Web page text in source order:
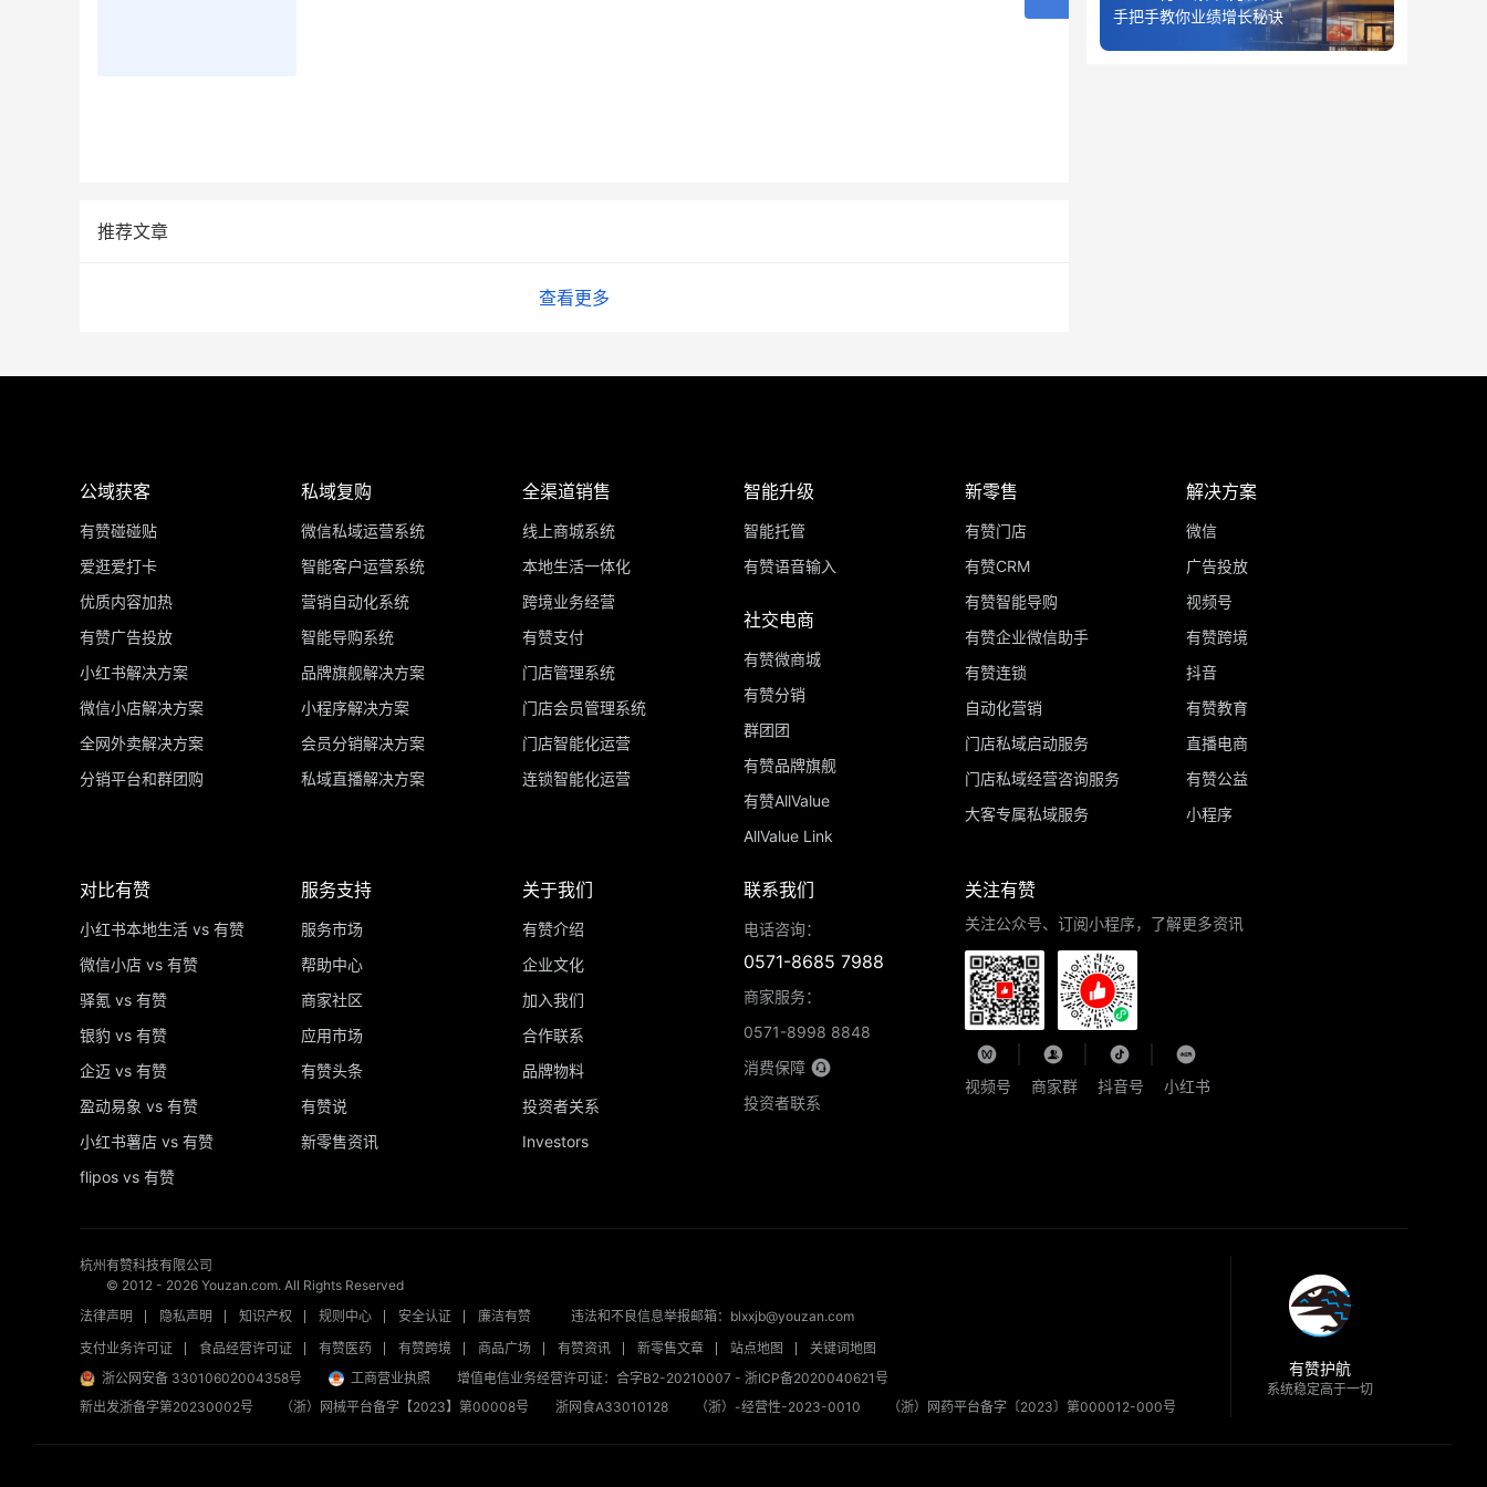
推荐文章
查看更多
手把手教你业绩增长秘诀
公域获客
有赞碰碰贴
爱逛爱打卡
优质内容加热
有赞广告投放
小红书解决方案
微信小店解决方案
全网外卖解决方案
分销平台和群团购
私域复购
微信私域运营系统
智能客户运营系统
营销自动化系统
智能导购系统
品牌旗舰解决方案
小程序解决方案
会员分销解决方案
私域直播解决方案
全渠道销售
线上商城系统
本地生活一体化
跨境业务经营
有赞支付
门店管理系统
门店会员管理系统
门店智能化运营
连锁智能化运营
智能升级
智能托管
有赞语音输入
社交电商
有赞微商城
有赞分销
群团团
有赞品牌旗舰
有赞AllValue
AllValue Link
新零售
有赞门店
有赞CRM
有赞智能导购
有赞企业微信助手
有赞连锁
自动化营销
门店私域启动服务
门店私域经营咨询服务
大客专属私域服务
解决方案
微信
广告投放
视频号
有赞跨境
抖音
有赞教育
直播电商
有赞公益
小程序
对比有赞
小红书本地生活 vs 有赞
微信小店 vs 有赞
驿氪 vs 有赞
银豹 vs 有赞
企迈 vs 有赞
盈动易象 vs 有赞
小红书薯店 vs 有赞
flipos vs 有赞
服务支持
服务市场
帮助中心
商家社区
应用市场
有赞头条
有赞说
新零售资讯
关于我们
有赞介绍
企业文化
加入我们
合作联系
品牌物料
投资者关系
Investors
联系我们
电话咨询：
0571-8685 7988
商家服务：
0571-8998 8848
消费保障
投资者联系
关注有赞
关注公众号、订阅小程序，了解更多资讯
视频号 商家群 抖音号 小红书
杭州有赞科技有限公司
© 2012 - 2026 Youzan.com. All Rights Reserved
法律声明
隐私声明 知识产权 规则中心 安全认证 廉洁有赞
违法和不良信息举报邮箱：blxxjb@youzan.com
支付业务许可证
食品经营许可证 有赞医药 有赞跨境 商品广场 有赞资讯 新零售文章 站点地图
关键词地图
浙公网安备 33010602004358号
工商营业执照 增值电信业务经营许可证：合字B2-20210007 - 浙ICP备2020040621号
新出发浙备字第20230002号
（浙）网械平台备字【2023】第00008号 浙网食A33010128 （浙）-经营性-2023-0010 （浙）网药平台备字〔2023〕第000012-000号
有赞护航
系统稳定高于一切